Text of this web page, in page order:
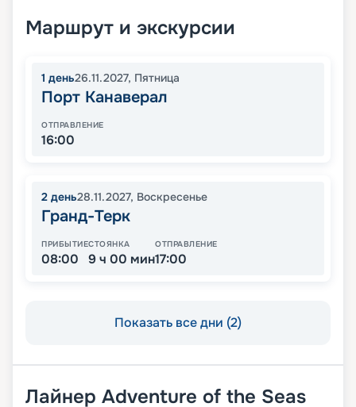
Маршрут и экскурсии
1 день26.11.2027, Пятница
Порт Канаверал
ОТПРАВЛЕНИЕ
16:00
2 день28.11.2027, Воскресенье
Гранд-Терк
ПРИБЫТИЕ
08:00
СТОЯНКА
9 ч 00 мин
ОТПРАВЛЕНИЕ
17:00
Показать все дни (2)
Лайнер Adventure of the Seas